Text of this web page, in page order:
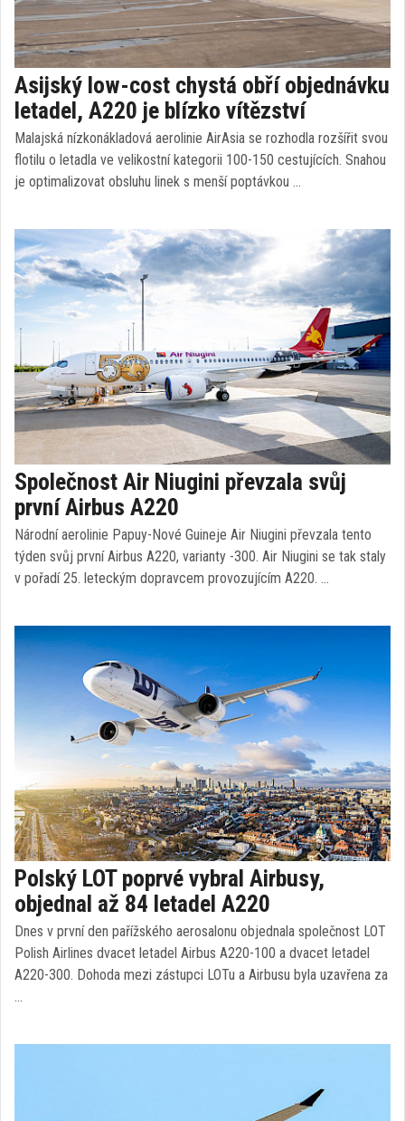
Asijský low-cost chystá obří objednávku
letadel, A220 je blízko vítězství
Malajská nízkonákladová aerolinie AirAsia se rozhodla rozšířit svou
flotilu o letadla ve velikostní kategorii 100-150 cestujících. Snahou
je optimalizovat obsluhu linek s menší poptávkou …
Společnost Air Niugini převzala svůj
první Airbus A220
Národní aerolinie Papuy-Nové Guineje Air Niugini převzala tento
týden svůj první Airbus A220, varianty -300. Air Niugini se tak staly
v pořadí 25. leteckým dopravcem provozujícím A220. …
Polský LOT poprvé vybral Airbusy,
objednal až 84 letadel A220
Dnes v první den pařížského aerosalonu objednala společnost LOT
Polish Airlines dvacet letadel Airbus A220-100 a dvacet letadel
A220-300. Dohoda mezi zástupci LOTu a Airbusu byla uzavřena za
…